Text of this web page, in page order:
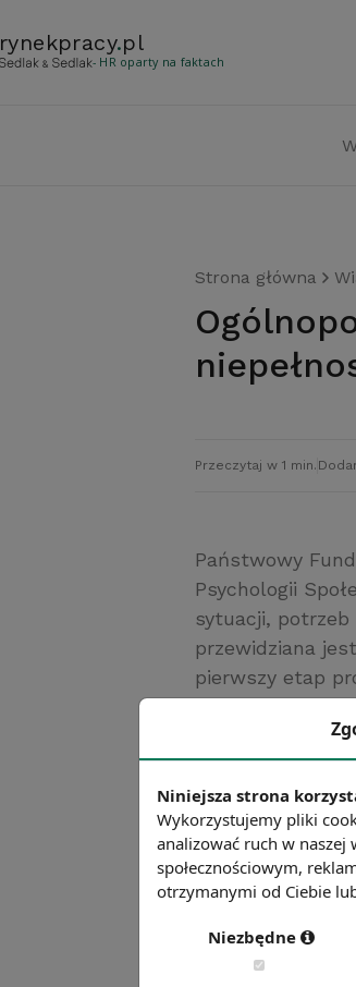
rynekpracy.pl
- HR oparty na faktach
Strona główna
Ogólnopolskie badanie sytuacji osób
Przeczytaj w 1 min.
Państwowy
Psychologii
sytuacji, potrzeb
przewidziana
pierwszy etap
przyczyny
zatrudnienia czy
Źródło:
Chcesz wiedzieć
Niniejsza strona
Wykorzystujemy pliki
analizować ruch w
społecznościowym,
otrzymanymi od Ciebie
Niezbędne